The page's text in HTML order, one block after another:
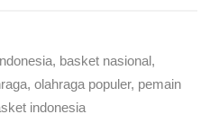
, basket nasional,
, olahraga populer, pemain
indonesia